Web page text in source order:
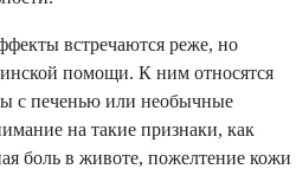
встречаются реже, но
помощи. К ним относятся
с печенью или необычные
на такие признаки, как
боль в животе, пожелтение кожи